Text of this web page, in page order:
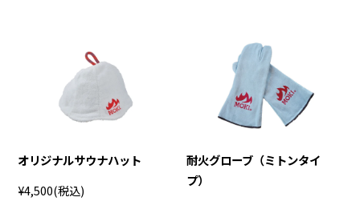
オリジナルサウナハット
¥4,500(税込)
耐火グローブ（ミトンタイ
プ）